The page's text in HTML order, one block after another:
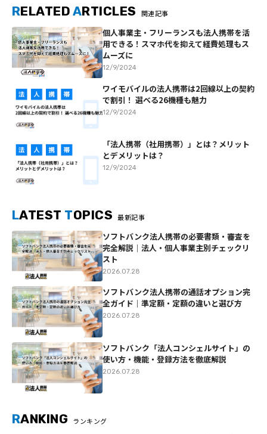
RELATED ARTICLES 関連記事
個人事業主・フリーランスも法人携帯を活
用できる！スマホ代を抑えて経費処理もス
ムーズに
12/9/2024
ワイモバイルの法人携帯は2回線以上の契約
で割引！ 選べる26機種も魅力
12/9/2024
「法人携帯（社用携帯）」とは？メリット
とデメリットは？
12/9/2024
LATEST TOPICS 最新記事
ソフトバンク法人携帯の必要書類・審査を
完全解説｜法人・個人事業主別チェックリ
スト
2026.07.28
ソフトバンク法人携帯の通話オプション完
全ガイド｜準定額・定額の違いと選び方
2026.07.28
ソフトバンク「法人コンシェルサイト」の
使い方・機能・登録方法を徹底解説
2026.07.28
RANKING ランキング